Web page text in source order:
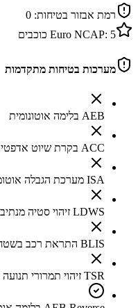
רמת אבזור בטיחות: 0
Euro NCAP: 5 כוכבים
מערכות בטיחות מתקדמות
AEB בלימה אוטונומית
ACC בקרת שיוט אדפטיבית
ISA מערכת הגבלה אוטומטית למהירות הרכב
LDWS זיהוי סטיה מנתיב
BLIS התראת רכב בשטח מת
TSR זיהוי תמרורי תנועה